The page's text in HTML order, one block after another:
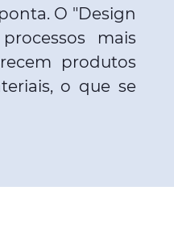
O "Design
mais
produtos
o que se